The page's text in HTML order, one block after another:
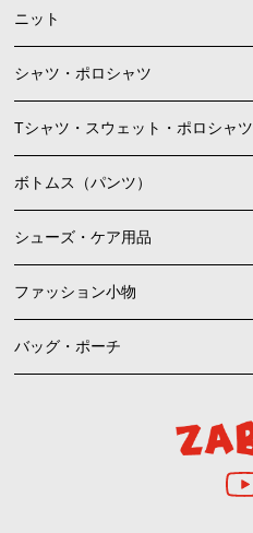
ニット
シャツ・ポロシャツ
Tシャツ・スウェット・ポロシャツ
ボトムス（パンツ）
シューズ・ケア用品
ファッション小物
バッグ・ポーチ